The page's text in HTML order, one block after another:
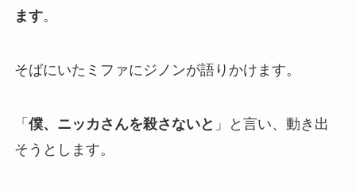
ます。
そばにいたミファにジノンが語りかけます。
「 僕、ニッカさんを殺さないと 」と言い、動き出
そうとします。